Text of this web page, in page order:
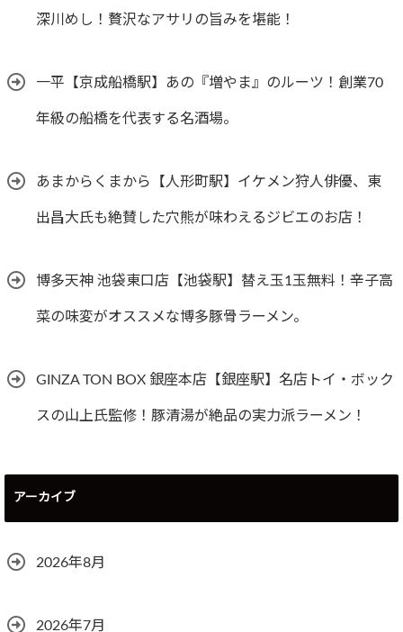
深川めし！贅沢なアサリの旨みを堪能！
一平【京成船橋駅】あの『増やま』のルーツ！創業70
年級の船橋を代表する名酒場。
あまからくまから【人形町駅】イケメン狩人俳優、東
出昌大氏も絶賛した穴熊が味わえるジビエのお店！
博多天神 池袋東口店【池袋駅】替え玉1玉無料！辛子高
菜の味変がオススメな博多豚骨ラーメン。
GINZA TON BOX 銀座本店【銀座駅】名店トイ・ボック
スの山上氏監修！豚清湯が絶品の実力派ラーメン！
アーカイブ
2026年8月
2026年7月